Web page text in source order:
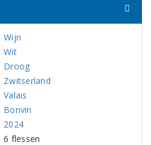
Wijn
Wit
Droog
Zwitserland
Valais
Bonvin
2024
6 flessen